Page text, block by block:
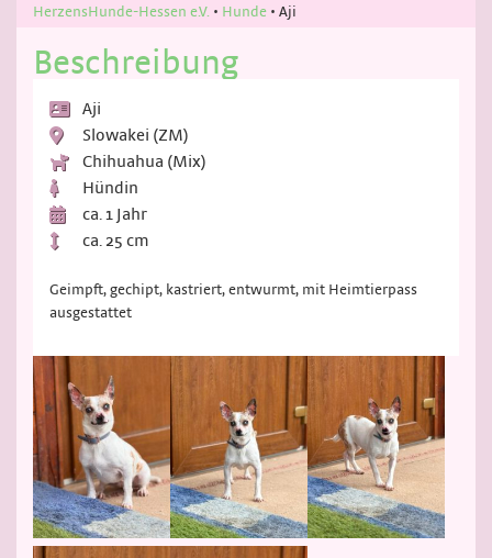
HerzensHunde-Hessen e.V. • Hunde • Aji
Beschreibung
Aji
Slowakei (ZM)
Chihuahua (Mix)
Hündin
ca. 1 Jahr
ca. 25 cm
Geimpft, gechipt, kastriert, entwurmt, mit Heimtierpass
ausgestattet